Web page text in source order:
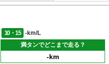
10・15
-km/L
満タンでどこまで走る？
-km